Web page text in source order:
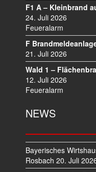
F1 A – Kleinbrand
24. Juli 2026
Feueralarm
F
21. Juli 2026
Wald 1 –
12. Juli 2026
Feueralarm
NEWS
Bayerisches
Rosbach 20. Juli